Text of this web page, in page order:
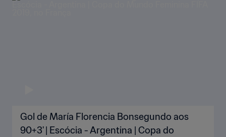
Gol de María Florencia Bonsegundo aos
90+3' | Escócia - Argentina | Copa do